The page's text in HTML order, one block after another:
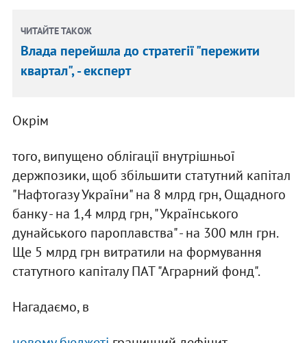
ЧИТАЙТЕ ТАКОЖ
Влада перейшла до стратегії "пережити
квартал", - експерт
Окрім
того, випущено облігації внутрішньої
держпозики, щоб збільшити статутний капітал
"Нафтогазу України" на 8 млрд грн, Ощадного
банку - на 1,4 млрд грн, "Українського
дунайського пароплавства" - на 300 млн грн.
Ще 5 млрд грн витратили на формування
статутного капіталу ПАТ "Аграрний фонд".
Нагадаємо, в